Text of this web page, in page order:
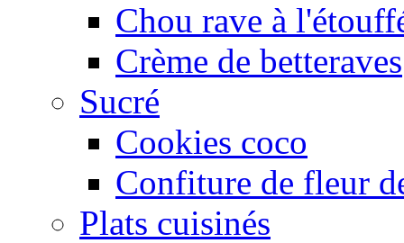
Chou rave à
Crème de betteraves
Sucré
Cookies coco
Confiture de fleur
Plats cuisinés